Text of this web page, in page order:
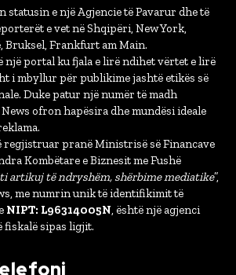
statusin e një Agjencie të Pavarur dhe të
e vet në Shqipëri, New York,
Bruksel, Frankfurt am Main.
një portal ku fjala e lirë ndihet vërtet e lirë
i mbyllur për publikime jashtë etikës së
Duke patur një numër të madh
ofron hapësira dhe mundësi ideale
regjistruar pranë Ministrisë së Financave
Kombëtare e Biznesit me Fushë
artikuj të ndryshëm, shërbime mediatike”,
me numrin unik të identifikimit të
NIPT: L96314005N, është një agjenci
fiskalë sipas ligjit.